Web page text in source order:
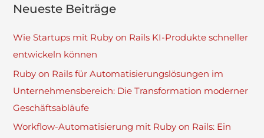
Neueste Beiträge
Wie Startups mit Ruby on Rails KI-Produkte schneller
entwickeln können
Ruby on Rails für Automatisierungslösungen im
Unternehmensbereich: Die Transformation moderner
Geschäftsabläufe
Workflow-Automatisierung mit Ruby on Rails: Ein